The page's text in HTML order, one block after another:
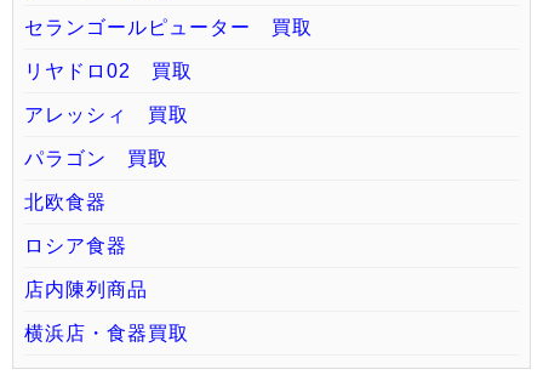
セランゴールピューター 買取
リヤドロ02 買取
アレッシィ 買取
パラゴン 買取
北欧食器
ロシア食器
店内陳列商品
横浜店・食器買取